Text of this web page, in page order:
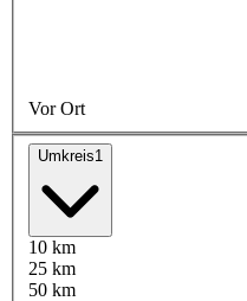
Vor Ort
Umkreis1
10 km
25 km
50 km